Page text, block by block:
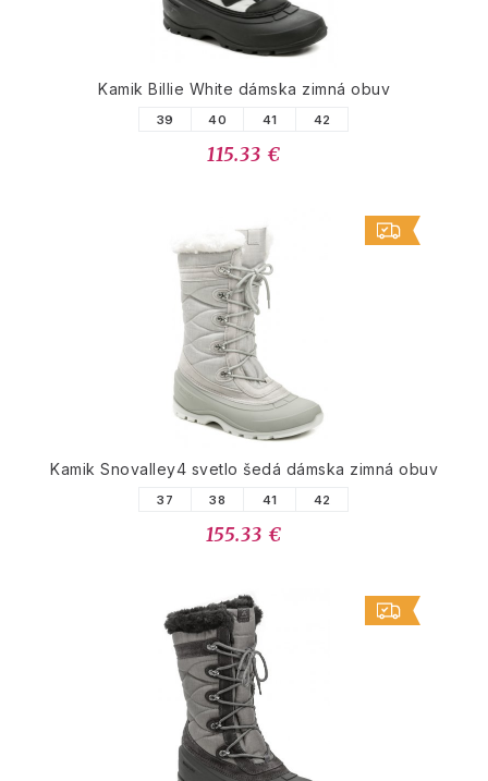
Kamik Billie White dámska zimná obuv
39 40 41 42
115.33 €
Kamik Snovalley4 svetlo šedá dámska zimná obuv
37 38 41 42
155.33 €